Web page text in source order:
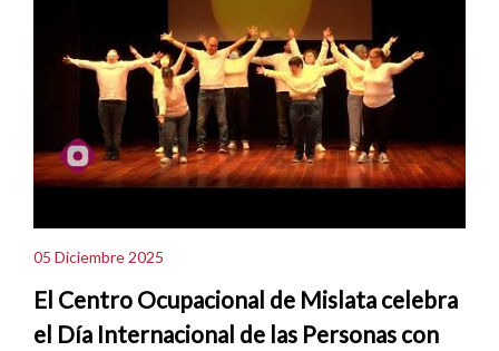
05 Diciembre 2025
El Centro Ocupacional de Mislata celebra
el Día Internacional de las Personas con